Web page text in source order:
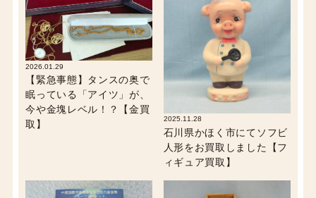
2026.01.29
【緊急事態】タンスの奥で
眠っている「アイツ」が、
今や金塊レベル！？【金買
取】
2025.11.28
石川県かほく市にてソフビ
人形をお買取しました【フ
ィギュア買取】